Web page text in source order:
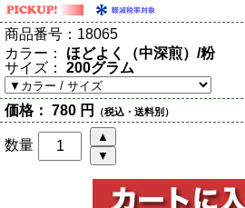
商品番号： 18065
カラー：
ほどよく（中深煎）/粉
サイズ：
200グラム
価格： 780 円 （税込・送料別）
数量